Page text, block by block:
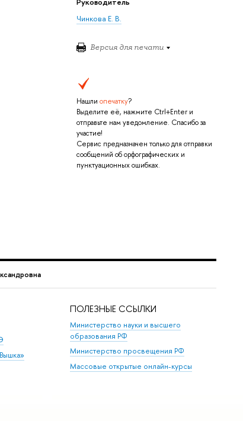
Чинкова Е. В.
Версия для печати
Нашли опечатку?
Выделите её, нажмите Ctrl+Enter и
отправьте нам уведомление. Спасибо за
участие!
Сервис предназначен только для отправки
сообщений об орфографических и
пунктуационных ошибках.
ПОЛЕЗНЫЕ ССЫЛКИ
Министерство науки и высшего
образования РФ
Министерство просвещения РФ
Массовые открытые онлайн-курсы